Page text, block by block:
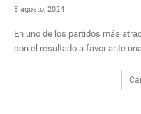
8 agosto, 2024
En uno de los partidos más
con el resultado a favor ante